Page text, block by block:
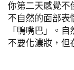
你第二天感覺不
不自然的面部表
「鴨嘴巴」。
不要化濃妝，但